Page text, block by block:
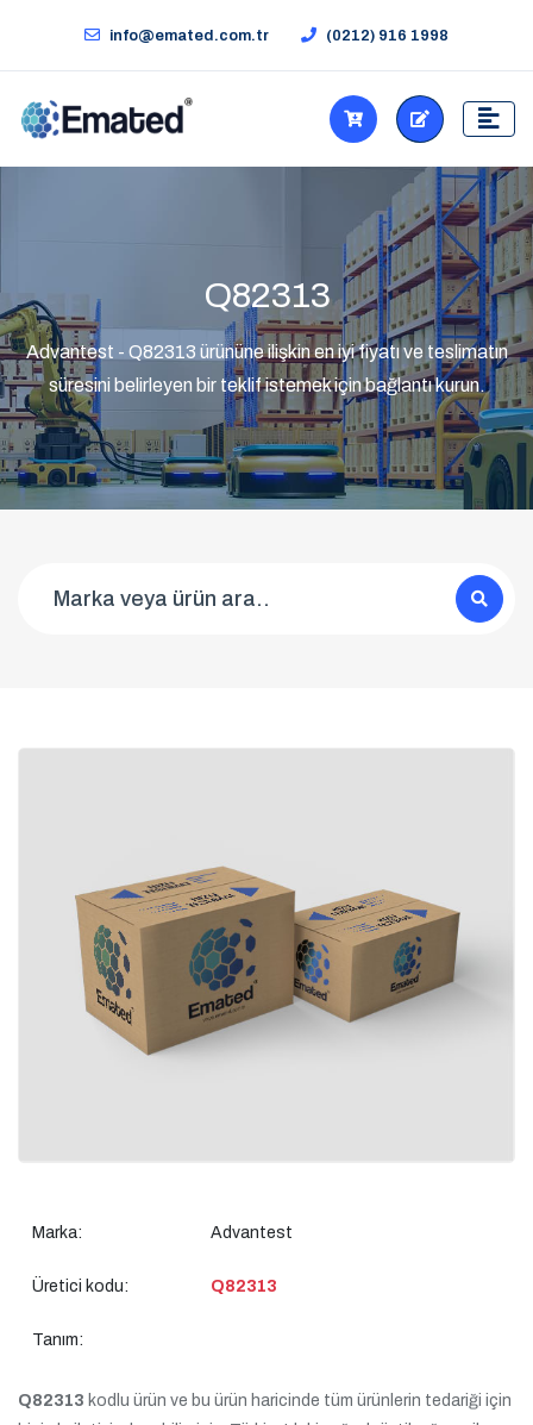
info@emated.com.tr (0212) 916 1998
Q82313
Advantest - Q82313 ürününe ilişkin en iyi fiyatı ve teslimatın
süresini belirleyen bir teklif istemek için bağlantı kurun.
Marka: Advantest
Üretici kodu: Q82313
Tanım:
Q82313 kodlu ürün ve bu ürün haricinde tüm ürünlerin tedariği için